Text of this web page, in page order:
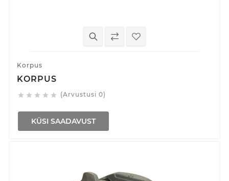
Korpus
KORPUS
     (Arvustusi 0)
KÜSI SAADAVUST